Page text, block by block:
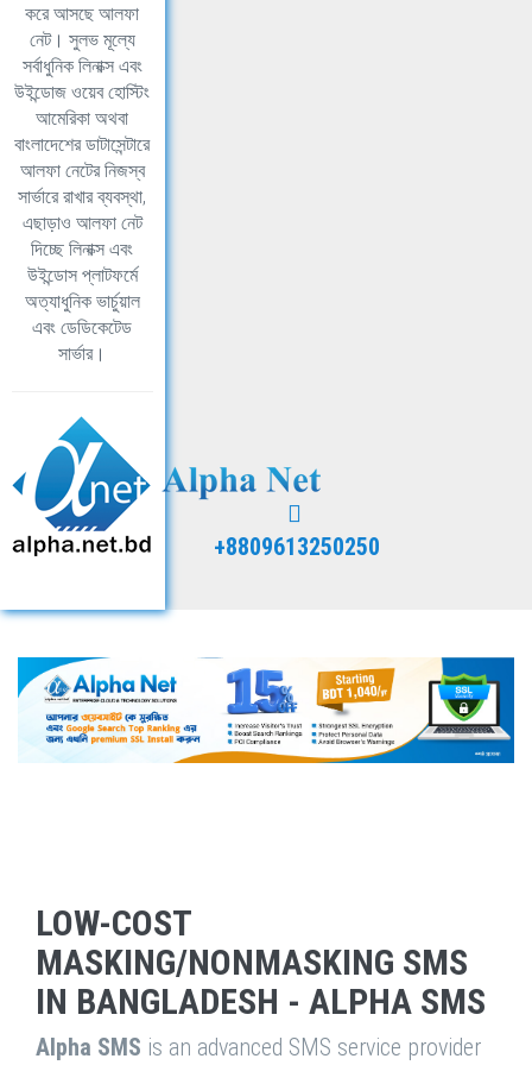
করে আসছে আলফা
নেট। সুলভ মূল্যে
সর্বাধুনিক লিনাক্স এবং
উইন্ডোজ ওয়েব হোস্টিং
আমেরিকা অথবা
বাংলাদেশের ডাটাসেন্টারে
আলফা নেটের নিজস্ব
সার্ভারে রাখার ব্যবস্থা,
এছাড়াও আলফা নেট
দিচ্ছে লিনাক্স এবং
উইন্ডোস প্লাটফর্মে
অত্যাধুনিক ভার্চুয়াল
এবং ডেডিকেটেড
সার্ভার।
+8809613250250
LOW-COST
MASKING/NONMASKING SMS
IN BANGLADESH - ALPHA SMS
Alpha SMS is an advanced SMS service provider